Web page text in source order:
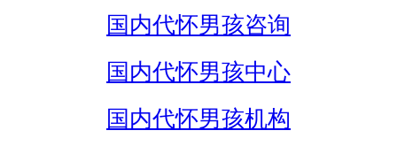
国内代怀男孩咨询
国内代怀男孩中心
国内代怀男孩机构